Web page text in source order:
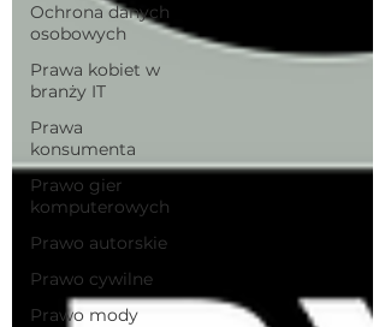
Ochrona danych
osobowych
Prawa kobiet w
branży IT
Prawa
konsumenta
Prawo gier
komputerowych
Prawo autorskie
Prawo cywilne
Prawo mody